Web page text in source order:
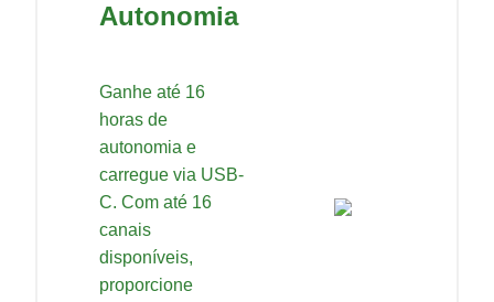
Autonomia
Ganhe até 16
horas de
autonomia e
carregue via USB-
C. Com até 16
canais
disponíveis,
proporcione